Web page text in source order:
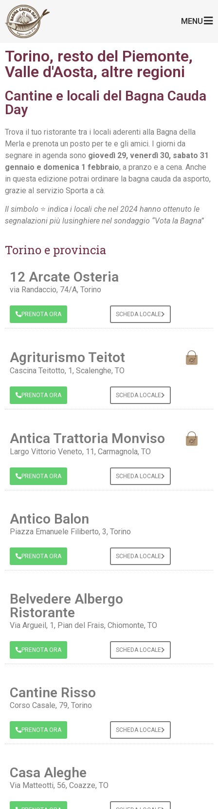
MENU
Torino, resto del Piemonte,
Valle d'Aosta, altre regioni
Cantine e locali del Bagna Cauda
Day
Trova il tuo ristorante tra i locali aderenti alla Bagna della
Merla e prenota un posto per te e gli amici. I giorni da
segnare in agenda sono giovedì 29, venerdì 30, sabato 31
gennaio e domenica 1 febbraio, a pranzo e a cena. Anche
in questa edizione potrai ordinare la bagna cauda da asporto,
grazie al servizio Sporta a cà.
Il simbolo ⭐️ indica i locali che nel 2024 hanno ottenuto le
segnalazioni più lusinghiere nel sondaggio “Vota la Bagna”
Torino e provincia
12 Arcate Osteria
via Randaccio, 74/A, Torino
PRENOTA ORA SCHEDA LOCALE
Agriturismo Teitot
Cascina Teitotto, 1, Scalenghe, TO
PRENOTA ORA SCHEDA LOCALE
Antica Trattoria Monviso
Largo Vittorio Veneto, 11, Carmagnola, TO
PRENOTA ORA SCHEDA LOCALE
Antico Balon
Piazza Emanuele Filiberto, 3, Torino
PRENOTA ORA SCHEDA LOCALE
Belvedere Albergo
Ristorante
Via Argueil, 1, Pian del Frais, Chiomonte, TO
PRENOTA ORA SCHEDA LOCALE
Cantine Risso
Corso Casale, 79, Torino
PRENOTA ORA SCHEDA LOCALE
Casa Aleghe
Via Matteotti, 56, Coazze, TO